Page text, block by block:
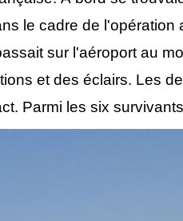
le cadre de l'opération
sur l'aéroport au
et des éclairs. Les
Parmi les six